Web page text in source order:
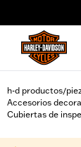
h-d productos/
Accesorios
Cubiertas de